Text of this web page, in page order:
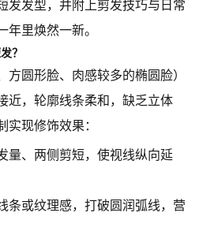
发发型，并附上剪发技巧与日常
里焕然一新。
？
方圆形脸、肉感较多的椭圆脸）
近，轮廓线条柔和，缺乏立体
现修饰效果：
量、两侧剪短，使视线纵向延
条或纹理感，打破圆润弧线，营